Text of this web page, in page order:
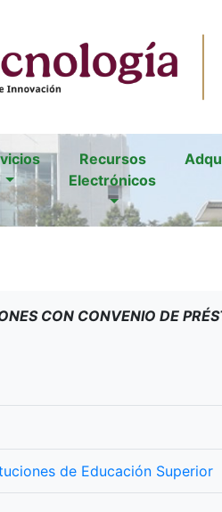
Recursos
Electrónicos
CON CONVENIO DE
de Educación Superior